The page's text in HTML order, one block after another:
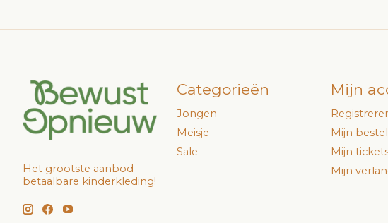
Het grootste aanbod
betaalbare kinderkleding!
Categorieën
Jongen
Meisje
Sale
Mijn
Mijn
Mijn
Mijn